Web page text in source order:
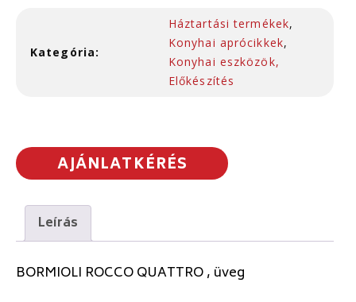
Kategória:
Háztartási termékek,
Konyhai aprócikkek,
Konyhai eszközök,
Előkészítés
AJÁNLATKÉRÉS
Leírás
BORMIOLI ROCCO QUATTRO , üveg